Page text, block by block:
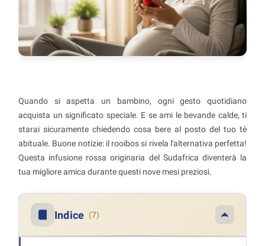
Quando si aspetta un bambino, ogni gesto quotidiano
acquista un significato speciale. E se ami le bevande calde, ti
starai sicuramente chiedendo cosa bere al posto del tuo tè
abituale. Buone notizie: il rooibos si rivela l'alternativa perfetta!
Questa infusione rossa originaria del Sudafrica diventerà la
tua migliore amica durante questi nove mesi preziosi.
Indice (7)